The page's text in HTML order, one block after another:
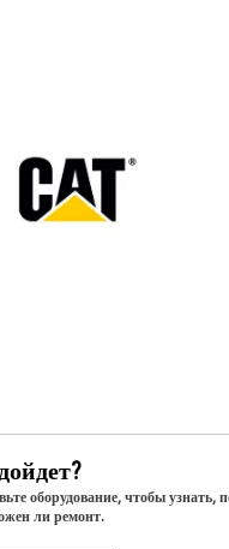
оборудование, чтобы узнать,
ли ремонт.